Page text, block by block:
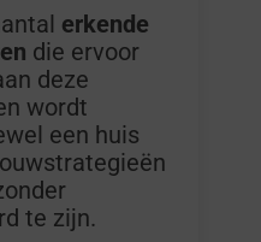
erkende
die ervoor
deze
wordt
een huis
te zijn.